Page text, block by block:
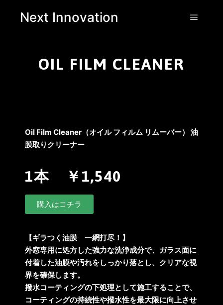
Next Innovation
OIL FILM CLEANER
Oil Film Cleaner（オイル フィルム リムーバー） 油
膜取りクリーナー
1本 ￥1,540
購入はコチラ
【ギラつく油膜 一網打尽！】
外窓専用に処方した強力な洗浄成分で、ガラス面に
付着した油膜や汚れをしっかり落とし、クリアな視
界を確保します。
撥水コーティングの下処理として施工することで、
コーティングの持続性や撥水性を最大限に向上させ